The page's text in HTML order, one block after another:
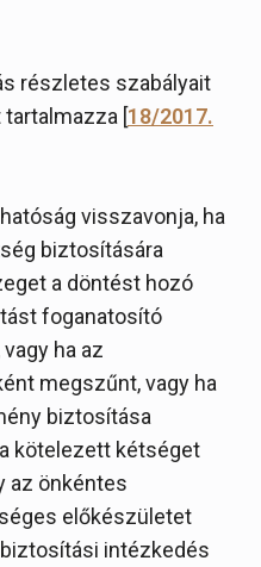
részletes szabályait
[18/2017.
visszavonja, ha
biztosítására
a döntést hozó
foganatosító
ha az
megszűnt, vagy ha
biztosítása
kötelezett kétséget
az önkéntes
előkészületet
intézkedés